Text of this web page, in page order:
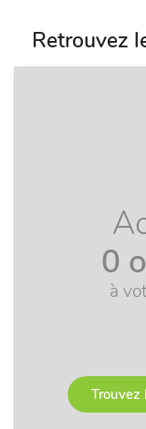
Retrouvez
0
à
Trouvez